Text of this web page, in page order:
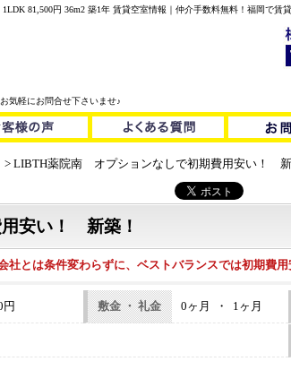
81,500円 36m2 築1年 賃貸空室情報｜仲介手数料無料！福岡で賃
気軽にお問合せ下さいませ♪
LIBTH薬院南 オプションなしで初期費用安い！
安い！ 新築！
とは条件変わらずに、ベストバランスでは初期費
円 敷金 ・ 礼金 0ヶ月 ・ 1ヶ月